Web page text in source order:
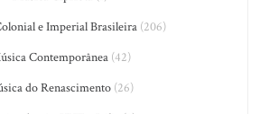
e Imperial Brasileira(206)
Contemporânea(42)
do Renascimento (26)